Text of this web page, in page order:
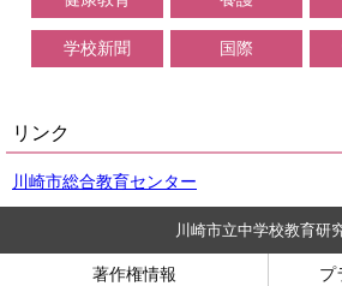
学校新聞 国際
リンク
川崎市総合教育センター
川崎市立中学校教育研
著作権情報 プ